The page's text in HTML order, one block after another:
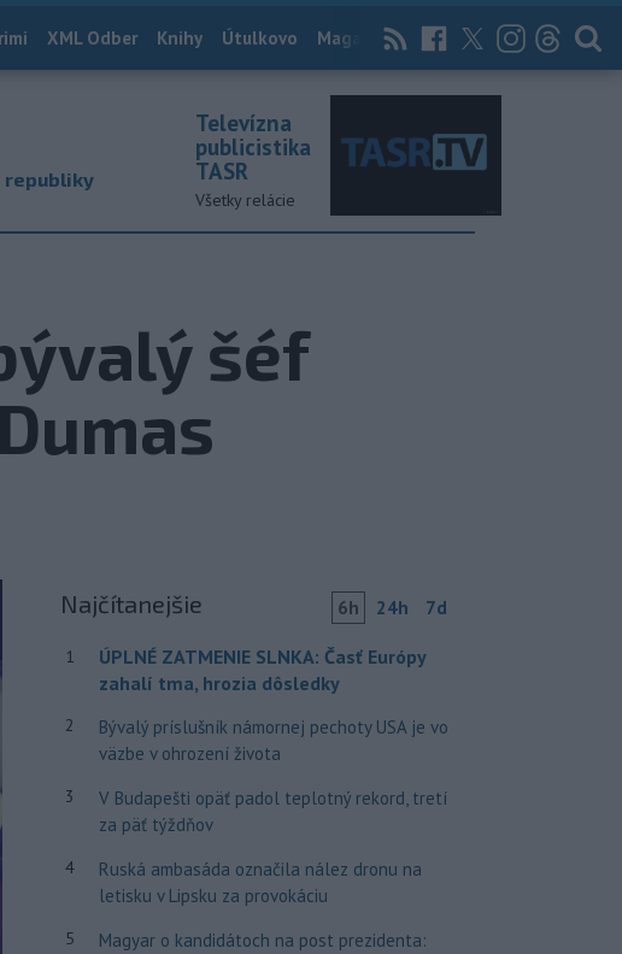
XML Odber Knihy Útulkovo Magazín News Now Archív
republiky
Televízna
publicistika
TASR
Všetky relácie
šéf
Najčítanejšie 6h 24h 7d
1
ÚPLNÉ ZATMENIE SLNKA: Časť Európy
zahalí tma, hrozia dôsledky
2
Bývalý príslušník námornej pechoty USA je vo
väzbe v ohrození života
3
V Budapešti opäť padol teplotný rekord, tretí
za päť týždňov
4
Ruská ambasáda označila nález dronu na
letisku v Lipsku za provokáciu
5
Magyar o kandidátoch na post prezidenta: